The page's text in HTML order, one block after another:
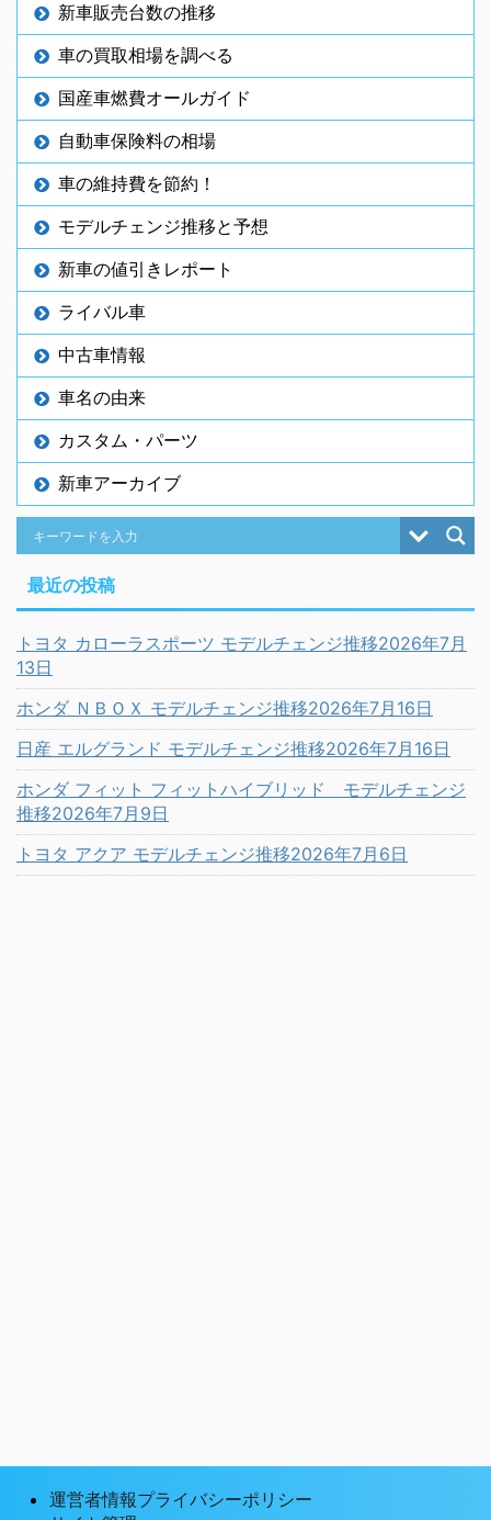
新車販売台数の推移
車の買取相場を調べる
国産車燃費オールガイド
自動車保険料の相場
車の維持費を節約！
モデルチェンジ推移と予想
新車の値引きレポート
ライバル車
中古車情報
車名の由来
カスタム・パーツ
新車アーカイブ
最近の投稿
トヨタ カローラスポーツ モデルチェンジ推移2026年7月
13日
ホンダ ＮＢＯＸ モデルチェンジ推移2026年7月16日
日産 エルグランド モデルチェンジ推移2026年7月16日
ホンダ フィット フィットハイブリッド モデルチェンジ
推移2026年7月9日
トヨタ アクア モデルチェンジ推移2026年7月6日
運営者情報プライバシーポリシー